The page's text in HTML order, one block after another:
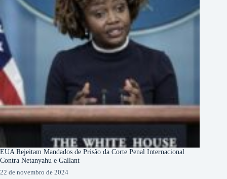
EUA Rejeitam Mandados de Prisão da Corte Penal Internacional
Contra Netanyahu e Gallant
22 de novembro de 2024